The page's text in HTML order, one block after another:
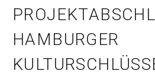
HAMBURGER